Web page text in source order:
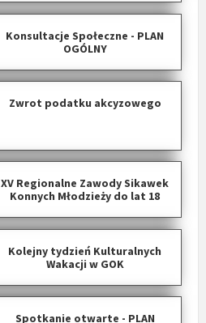
Konsultacje Społeczne - PLAN
OGÓLNY
Zwrot podatku akcyzowego
XV Regionalne Zawody Sikawek
Konnych Młodzieży do lat 18
Kolejny tydzień Kulturalnych
Wakacji w GOK
Spotkanie otwarte - PLAN